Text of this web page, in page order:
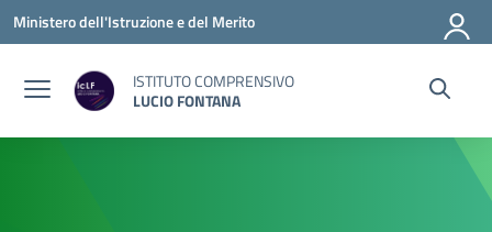
Vai ai contenuti
Vai al menu di navigazione
Vai al footer
Ministero dell'Istruzione e del Merito
ISTITUTO COMPRENSIVO
LUCIO FONTANA